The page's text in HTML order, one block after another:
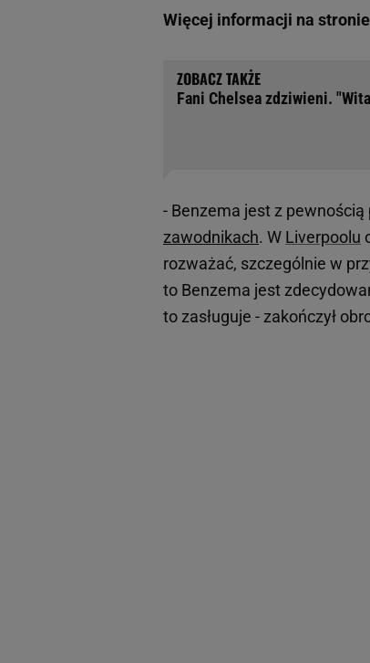
Więcej informacji na stronie
Fani Chelsea zdziwieni.
- Benzema jest z
zawodnikach. W Liverpoolu
rozważać, szczególnie w
to Benzema jest
to zasługuje - zakończył